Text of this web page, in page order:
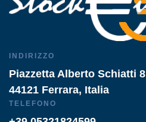
INDIRIZZO
Piazzetta Alberto Schiatti 8
44121 Ferrara, Italia
TELEFONO